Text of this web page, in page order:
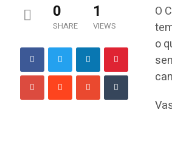
0
SHARE
1
VIEWS
O
o